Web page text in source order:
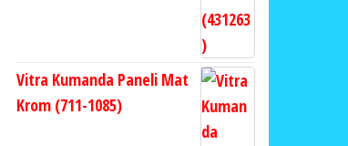
Vitra Kumanda Paneli Mat
Krom (711-1085)